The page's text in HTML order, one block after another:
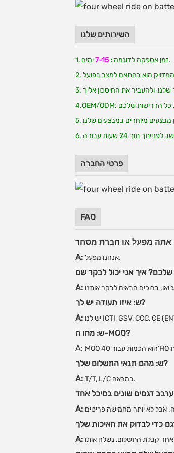
השירותים שלנו
1. זמן אספקה לדוגמה :
7-15
ימים.
פרטי החברה
FAQ
A: אנחנו מפעל.
A:
ש: איזו תעודה יש לך?
A:
ש: מהו ה-MOQ?
A:
ש: מהם תנאי התשלום שלך?
A:
T/T, L/C במראה.
A:
A: